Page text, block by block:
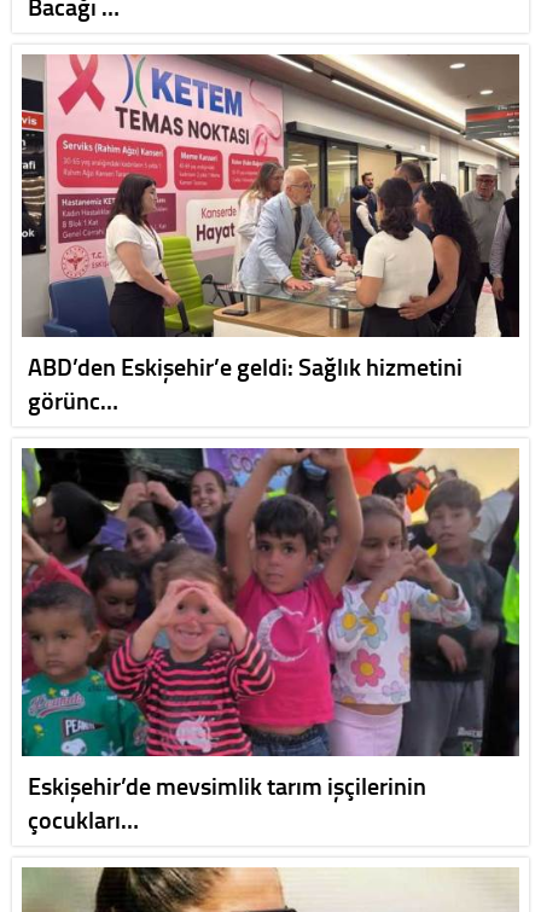
ABD’den Eskişehir’e geldi: Sağlık hizmetini
görünc…
Eskişehir’de mevsimlik tarım işçilerinin
çocukları…